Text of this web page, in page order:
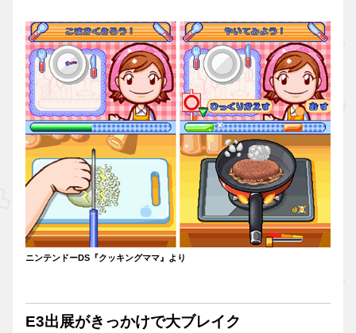
ニンテンドーDS『クッキングママ』より
E3出展がきっかけで大ブレイク